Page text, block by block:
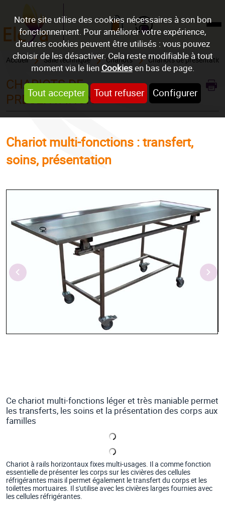
Notre site utilise des cookies nécessaires à son bon
fonctionnement. Pour améliorer votre expérience,
d’autres cookies peuvent être utilisés : vous pouvez
choisir de les désactiver. Cela reste modifiable à tout
moment via le lien Cookiesen bas de page.
Tout accepter Tout refuser Configurer
Mon compte
Accueil Salle technique Chariots Chariots de présentation
REF : CHAR1FX
CHARIOTS DE
PRÉSENTATION
Chariot multi-fonctions : transfert,
soins, présentation
Ce chariot multi-fonctions léger et très maniable permet
les transferts, les soins et la présentation des corps aux
familles
Chariot à rails horizontaux fixes multi-usages. Il a comme fonction
essentielle de présenter les corps sur les civières des cellules
réfrigérantes mais il permet également le transfert du corps et les
toilettes mortuaires. Il s'utilise avec les civières larges fournies avec
les cellules réfrigérantes.